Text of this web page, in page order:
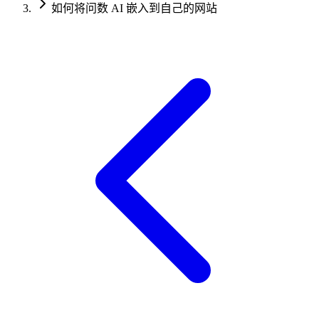
如何将问数 AI 嵌入到自己的网站